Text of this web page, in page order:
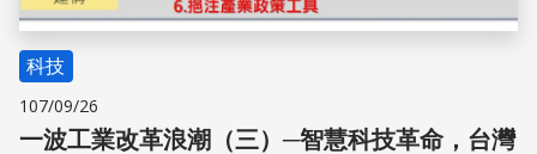
科技
107/09/26
一波工業改革浪潮（三）─智慧科技革命，台灣